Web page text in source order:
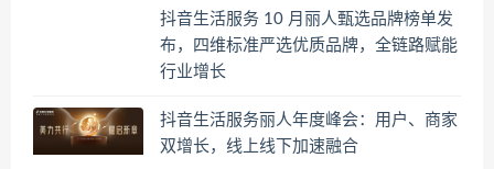
抖音生活服务 10 月丽人甄选品牌榜单发
布，四维标准严选优质品牌，全链路赋能
行业增长
抖音生活服务丽人年度峰会：用户、商家
双增长，线上线下加速融合